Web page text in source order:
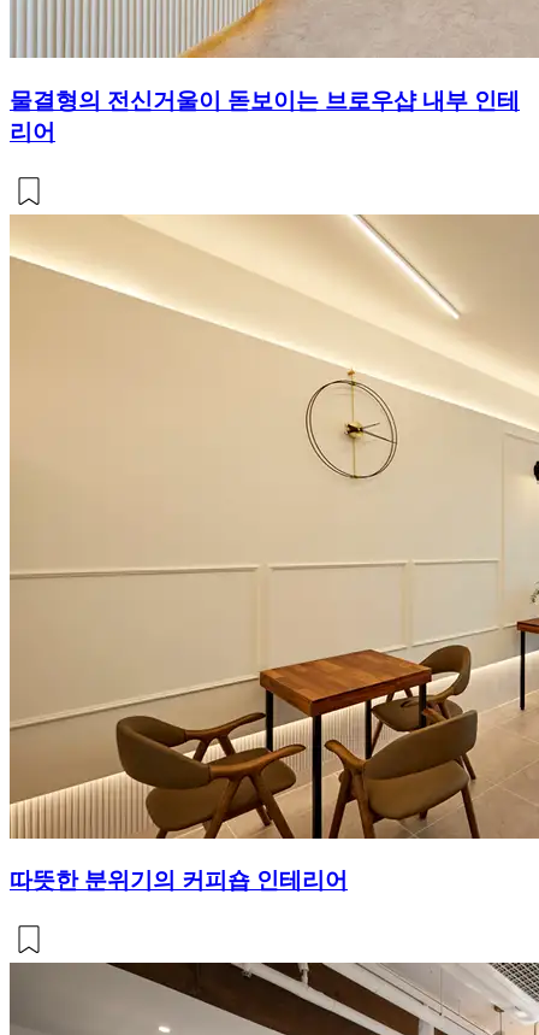
물결형의 전신거울이 돋보이는 브로우샵 내부 인테
리어
따뜻한 분위기의 커피숍 인테리어